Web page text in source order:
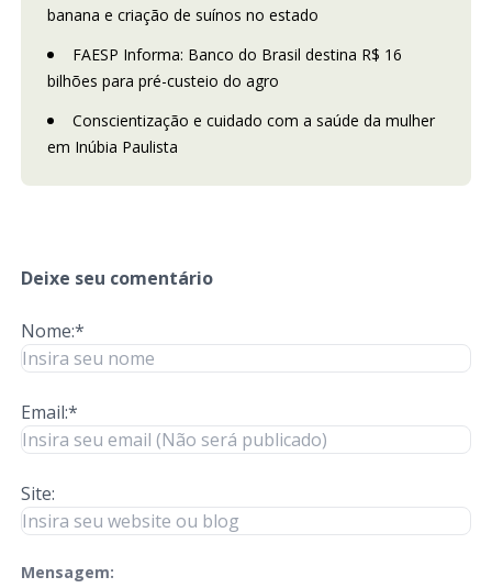
banana e criação de suínos no estado
FAESP Informa: Banco do Brasil destina R$ 16
bilhões para pré-custeio do agro
Conscientização e cuidado com a saúde da mulher
em Inúbia Paulista
Deixe seu comentário
Nome:*
Email:*
Site:
Mensagem:
check-terms